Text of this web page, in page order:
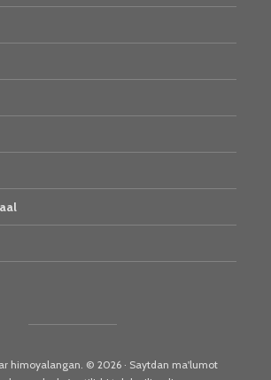
himoyalangan. © 2026 · Saytdan ma'lumot